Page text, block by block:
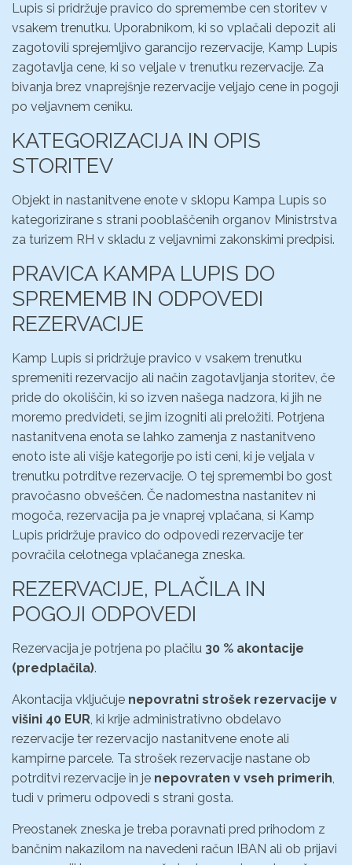
Lupis si pridržuje pravico do spremembe cen storitev v
vsakem trenutku. Uporabnikom, ki so vplačali depozit ali
zagotovili sprejemljivo garancijo rezervacije, Kamp Lupis
zagotavlja cene, ki so veljale v trenutku rezervacije. Za
bivanja brez vnaprejšnje rezervacije veljajo cene in pogoji
po veljavnem ceniku.
KATEGORIZACIJA IN OPIS
STORITEV
Objekt in nastanitvene enote v sklopu Kampa Lupis so
kategorizirane s strani pooblaščenih organov Ministrstva
za turizem RH v skladu z veljavnimi zakonskimi predpisi.
PRAVICA KAMPA LUPIS DO
SPREMEMB IN ODPOVEDI
REZERVACIJE
Kamp Lupis si pridržuje pravico v vsakem trenutku
spremeniti rezervacijo ali način zagotavljanja storitev, če
pride do okoliščin, ki so izven našega nadzora, ki jih ne
moremo predvideti, se jim izogniti ali preložiti. Potrjena
nastanitvena enota se lahko zamenja z nastanitveno
enoto iste ali višje kategorije po isti ceni, ki je veljala v
trenutku potrditve rezervacije. O tej spremembi bo gost
pravočasno obveščen. Če nadomestna nastanitev ni
mogoča, rezervacija pa je vnaprej vplačana, si Kamp
Lupis pridržuje pravico do odpovedi rezervacije ter
povračila celotnega vplačanega zneska.
REZERVACIJE, PLAČILA IN
POGOJI ODPOVEDI
Rezervacija je potrjena po plačilu 30 % akontacije
(predplačila).
Akontacija vključuje nepovratni strošek rezervacije v
višini 40 EUR, ki krije administrativno obdelavo
rezervacije ter rezervacijo nastanitvene enote ali
kampirne parcele. Ta strošek rezervacije nastane ob
potrditvi rezervacije in je nepovraten v vseh primerih,
tudi v primeru odpovedi s strani gosta.
Preostanek zneska je treba poravnati pred prihodom z
bančnim nakazilom na navedeni račun IBAN ali ob prijavi